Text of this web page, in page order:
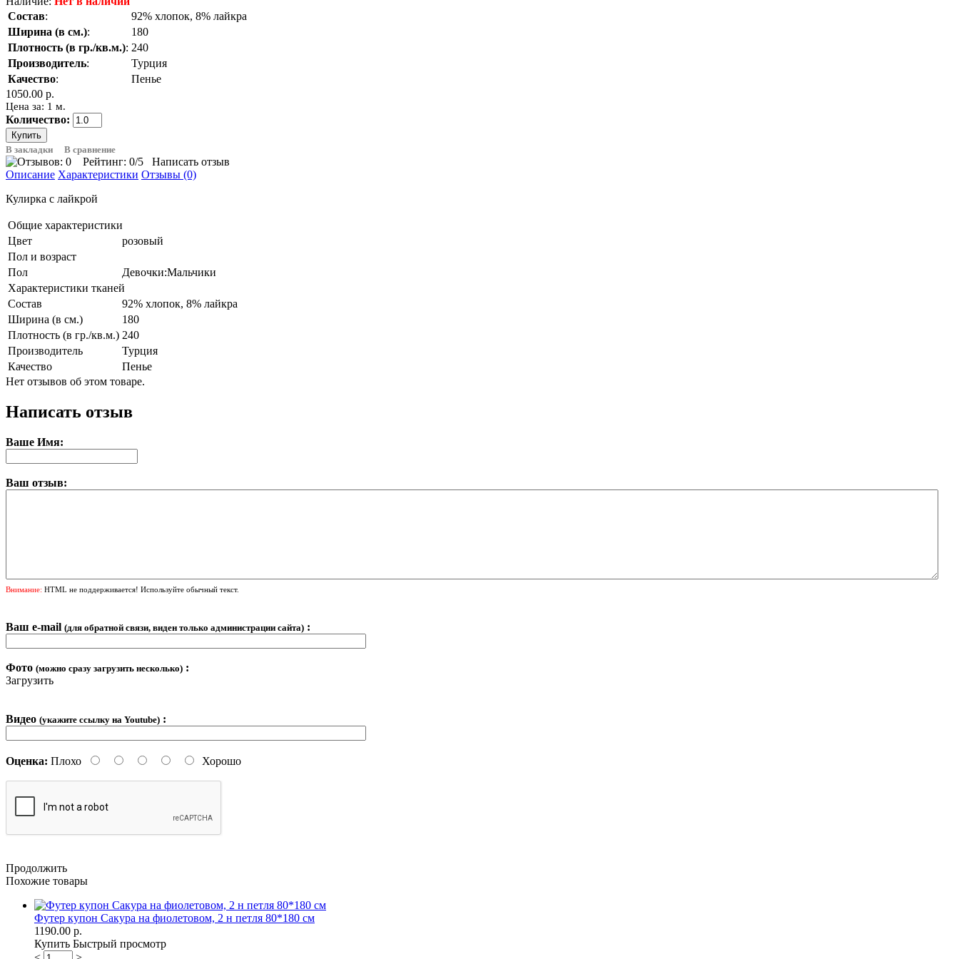
Состав:
92% хлопок, 8% лайкра
Ширина (в см.):
180
Плотность (в гр./кв.м.): 240
Производитель:
Турция
Качество:
Пенье
1050.00 р.
Цена за: 1 м.
Количество:
В закладки В сравнение
Рейтинг: 0/5
Написать отзыв
Описание Характеристики Отзывы (0)
Кулирка с лайкрой
Общие характеристики
Цвет
розовый
Пол и возраст
Пол
Девочки:Мальчики
Характеристики тканей
Состав
92% хлопок, 8% лайкра
Ширина (в см.)
180
Плотность (в гр./кв.м.) 240
Производитель
Турция
Качество
Пенье
Нет отзывов об этом товаре.
Написать отзыв
Ваше Имя:
Ваш отзыв:
Внимание: HTML не поддерживается! Используйте обычный текст.
Ваш e-mail (для обратной связи, виден только администрации сайта) :
Фото (можно сразу загрузить несколько) :
Загрузить
Видео (укажите ссылку на Youtube) :
Оценка: Плохо Хорошо
Продолжить
Похожие товары
Футер купон Сакура на фиолетовом, 2 н петля 80*180 см
1190.00 р.
Купить Быстрый просмотр